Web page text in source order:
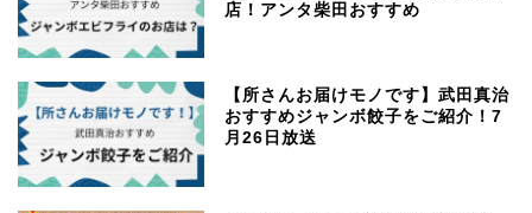
店！アンタ柴田おすすめ
【所さんお届けモノです】武田真治
おすすめジャンボ餃子をご紹介！7
月26日放送